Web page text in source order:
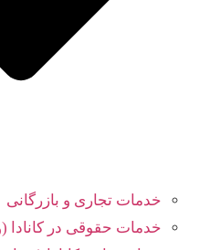
خدمات تجاری و بازرگانی
خدمات حقوقی در کانادا